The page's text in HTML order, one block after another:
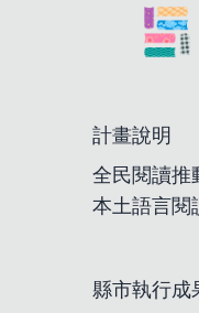
計畫說明
全民閱讀推
本土語言閱
縣市執行成